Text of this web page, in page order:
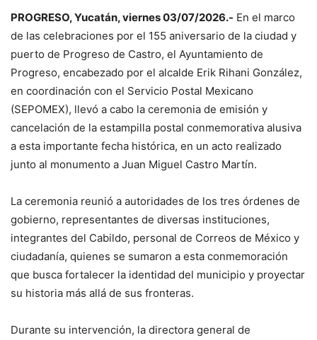
PROGRESO, Yucatán, viernes 03/07/2026.- En el marco
de las celebraciones por el 155 aniversario de la ciudad y
puerto de Progreso de Castro, el Ayuntamiento de
Progreso, encabezado por el alcalde Erik Rihani González,
en coordinación con el Servicio Postal Mexicano
(SEPOMEX), llevó a cabo la ceremonia de emisión y
cancelación de la estampilla postal conmemorativa alusiva
a esta importante fecha histórica, en un acto realizado
junto al monumento a Juan Miguel Castro Martín.
La ceremonia reunió a autoridades de los tres órdenes de
gobierno, representantes de diversas instituciones,
integrantes del Cabildo, personal de Correos de México y
ciudadanía, quienes se sumaron a esta conmemoración
que busca fortalecer la identidad del municipio y proyectar
su historia más allá de sus fronteras.
Durante su intervención, la directora general de